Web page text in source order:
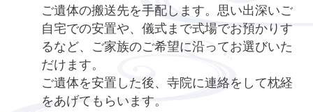
ご遺体の搬送先を手配します。思い出深いご
自宅での安置や、儀式まで式場でお預かりす
るなど、ご家族のご希望に沿ってお選びいた
だけます。
ご遺体を安置した後、寺院に連絡をして枕経
をあげてもらいます。